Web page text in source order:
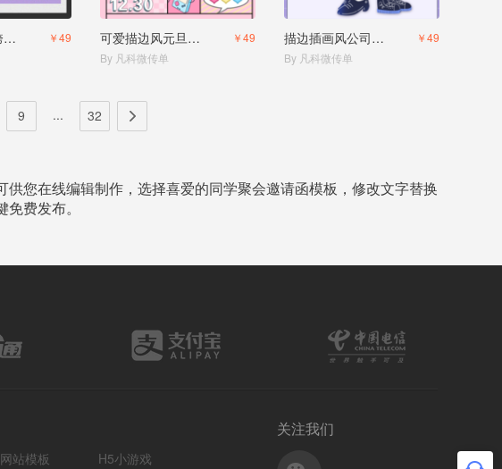
年终盛典元旦跨年邀请函
￥49
可爱描边风元旦节跨年邀请函派对活动
￥49
By 凡科微传单
描边插画风公司年终员工总结年会邀请函
￥49
By 凡科微传单
9 ... 32
您在线编辑制作，选择喜爱的同学聚会邀请函模板，修改文字替换
费发布。
网站模板 H5小游戏
关注我们